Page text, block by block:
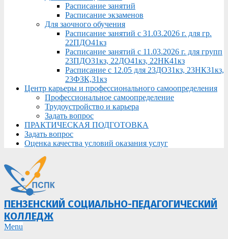
Расписание занятий
Расписание экзаменов
Для заочного обучения
Расписание занятий с 31.03.2026 г. для гр.
22ПДО41кз
Расписание занятий с 11.03.2026 г. для групп
23ПДО31кз, 22ДО41кз, 22НК41кз
Расписание с 12.05 для 23ДО31кз, 23НК31кз,
23ФЗК,31кз
Центр карьеры и профессионального самоопределения
Профессиональное самоопределение
Трудоустройство и карьера
Задать вопрос
ПРАКТИЧЕСКАЯ ПОДГОТОВКА
Задать вопрос
Оценка качества условий оказания услуг
ПЕНЗЕНСКИЙ СОЦИАЛЬНО-ПЕДАГОГИЧЕСКИЙ
КОЛЛЕДЖ
Primary
Menu